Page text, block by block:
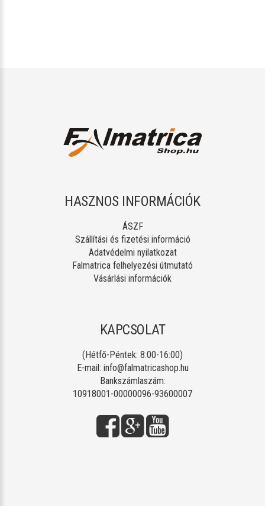
HASZNOS INFORMÁCIÓK
ÁSZF
Szállítási és fizetési információ
Adatvédelmi nyilatkozat
Falmatrica felhelyezési útmutató
Vásárlási információk
KAPCSOLAT
(Hétfő-Péntek: 8:00-16:00)
E-mail: info@falmatricashop.hu
Bankszámlaszám:
10918001-00000096-93600007